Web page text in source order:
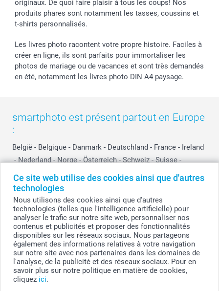
Ce site web utilise des cookies ainsi que d'autres
technologies
Nous utilisons des cookies ainsi que d'autres
technologies (telles que l'intelligence artificielle) pour
analyser le trafic sur notre site web, personnaliser nos
contenus et publicités et proposer des fonctionnalités
disponibles sur les réseaux sociaux. Nous partageons
également des informations relatives à votre navigation
sur notre site avec nos partenaires dans les domaines de
l'analyse, de la publicité et des réseaux sociaux. Pour en
savoir plus sur notre politique en matière de cookies,
cliquez ici.
originaux. De quoi faire plaisir à tous les coups! Nos
produits phares sont notamment les tasses, coussins et
t-shirts personnalisés.
Les livres photo racontent votre propre histoire. Faciles à
créer en ligne, ils sont parfaits pour immortaliser les
photos de mariage ou de vacances et sont très demandés
en été, notamment les livres photo DIN A4 paysage.
smartphoto est présent partout en Europe
:
België - Belgique - Danmark - Deutschland - France - Ireland
- Nederland - Norge - Österreich - Schweiz - Suisse -
Switzerland
Suomi Sverige United Kingdom
Other Countries
© smartphoto group. Tous droits réservés
Tous les prix sont en francs suisses (CHF), TVA incluse et hors frais de port.